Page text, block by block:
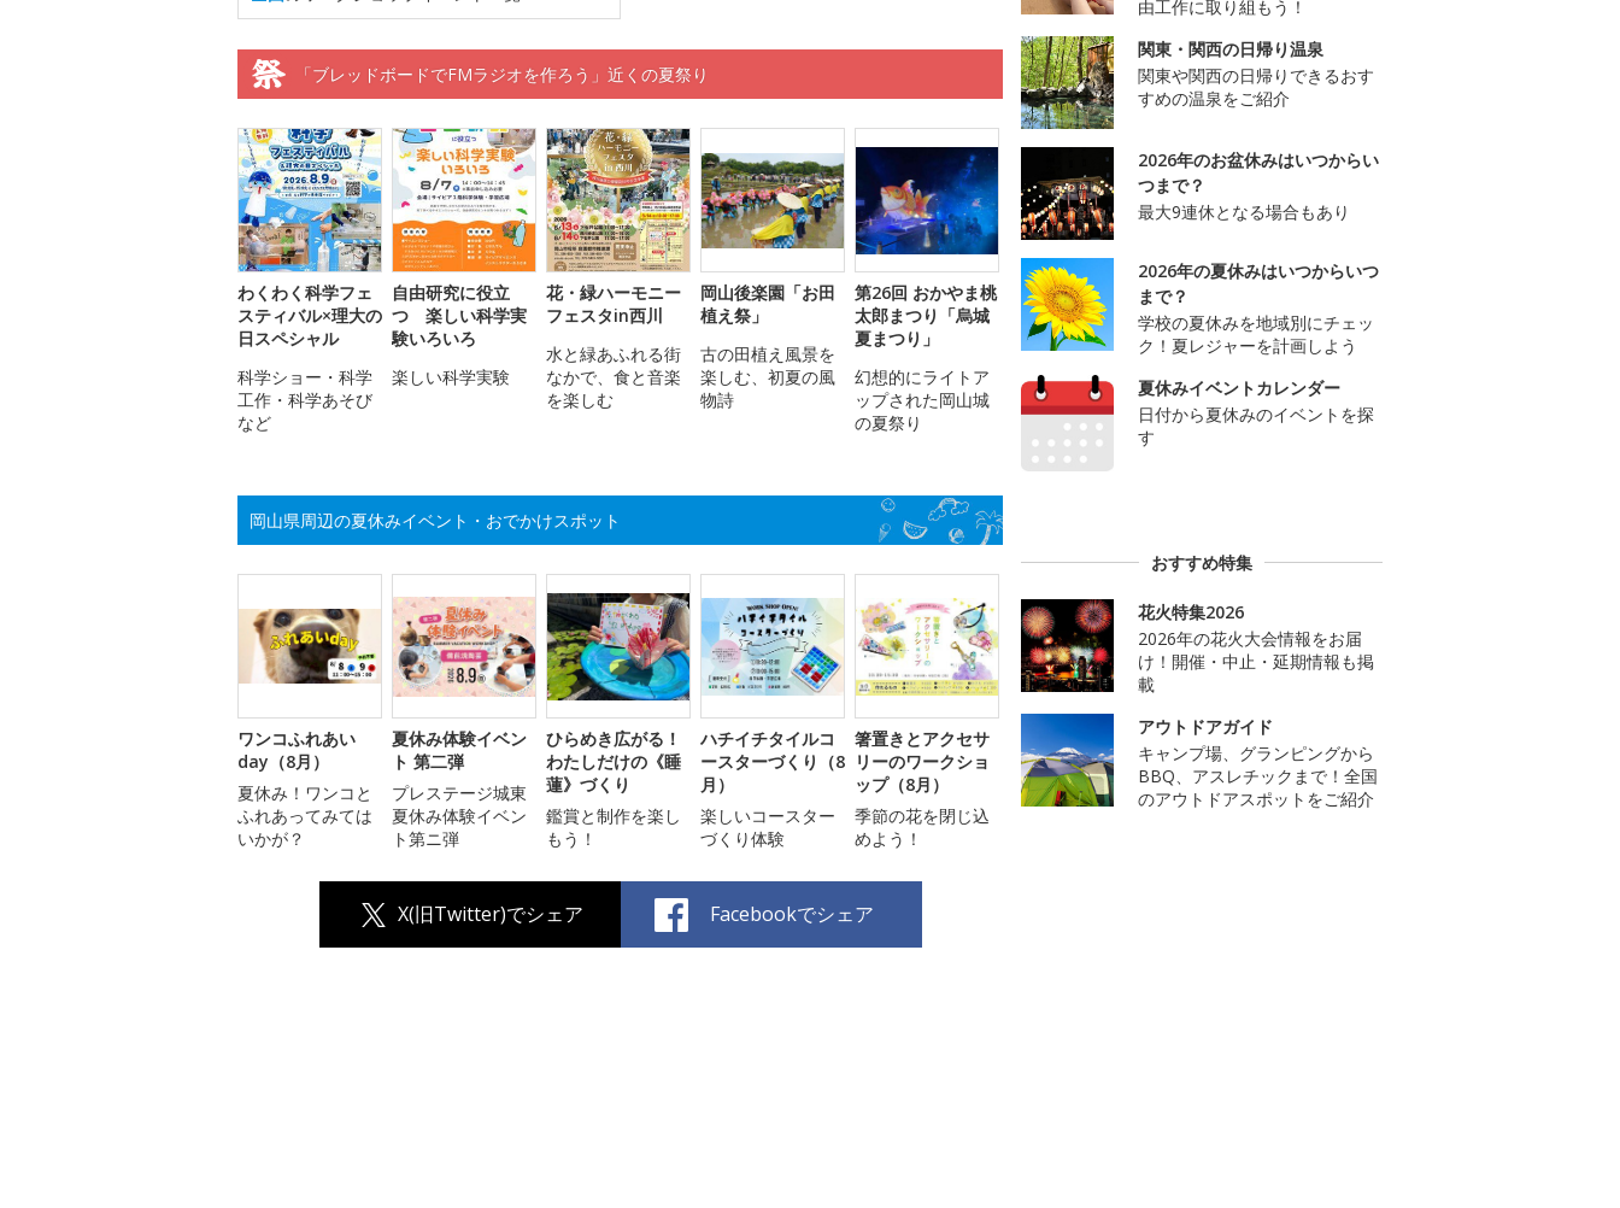
「ブレッドボードでFMラジオを作ろう」近くの夏祭り
わくわく科学フェ
スティバル×理大の
日スペシャル
科学ショー・科学
工作・科学あそび
など
自由研究に役立
つ 楽しい科学実
験いろいろ
楽しい科学実験
花・緑ハーモニー
フェスタin西川
水と緑あふれる街
なかで、食と音楽
を楽しむ
岡山後楽園「お田
植え祭」
古の田植え風景を
楽しむ、初夏の風
物詩
第26回 おかやま桃
太郎まつり「烏城
夏まつり」
幻想的にライトア
ップされた岡山城
の夏祭り
岡山県周辺の夏休みイベント・おでかけスポット
ワンコふれあい
day（8月）
夏休み！ワンコと
ふれあってみては
いかが？
夏休み体験イベン
ト 第二弾
プレステージ城東
夏休み体験イベン
ト第ニ弾
ひらめき広がる！
わたしだけの《睡
蓮》づくり
鑑賞と制作を楽し
もう！
ハチイチタイルコ
ースターづくり（8
月）
楽しいコースター
づくり体験
箸置きとアクセサ
リーのワークショ
ップ（8月）
季節の花を閉じ込
めよう！
X(旧Twitter)でシェア Facebookでシェア
由工作に取り組もう！
関東・関西の日帰り温泉
関東や関西の日帰りできるおす
すめの温泉をご紹介
2026年のお盆休みはいつからい
つまで？
最大9連休となる場合もあり
2026年の夏休みはいつからいつ
まで？
学校の夏休みを地域別にチェッ
ク！夏レジャーを計画しよう
夏休みイベントカレンダー
日付から夏休みのイベントを探
す
おすすめ特集
花火特集2026
2026年の花火大会情報をお届
け！開催・中止・延期情報も掲
載
アウトドアガイド
キャンプ場、グランピングから
BBQ、アスレチックまで！全国
のアウトドアスポットをご紹介